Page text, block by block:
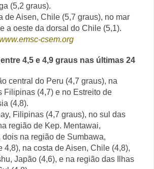
(5,2 graus).
de Aisen, Chile (5,7 graus), no mar
a oeste da dorsal do Chile (5,1).
csem.org
4,5 e 4,9 graus nas últimas 24
central do Peru (4,7 graus), na
Filipinas (4,7) e no Estreito de
(4,8).
Filipinas (4,7 graus), no sul das
região de Kep. Mentawai,
dois na região de Sumbawa,
4,8), na costa de Aisen, Chile (4,8),
Japão (4,6), e na região das Ilhas